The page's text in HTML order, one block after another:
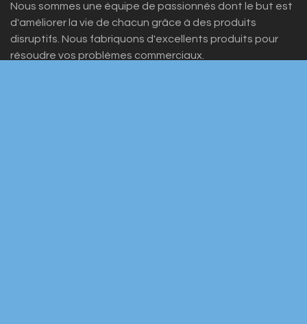
Nous sommes une équipe de passionnés dont le but est
d'améliorer la vie de chacun grâce à des produits
disruptifs. Nous fabriquons d'excellents produits pour
résoudre vos problèmes commerciaux.